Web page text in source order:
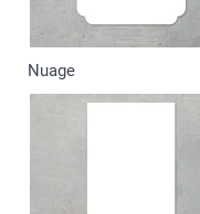
Nuage